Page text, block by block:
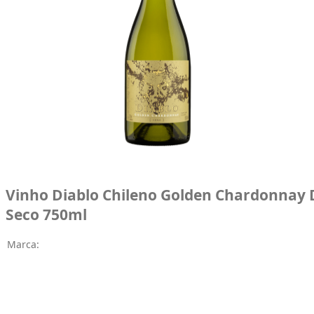
Vinho Diablo Chileno Golden Chardonnay
Seco 750ml
Marca: